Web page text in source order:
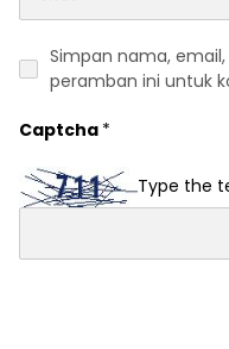
Simpan nama,
peramban ini untuk
Captcha *
Type the